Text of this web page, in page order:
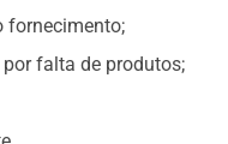
fornecimento;
falta de produtos;